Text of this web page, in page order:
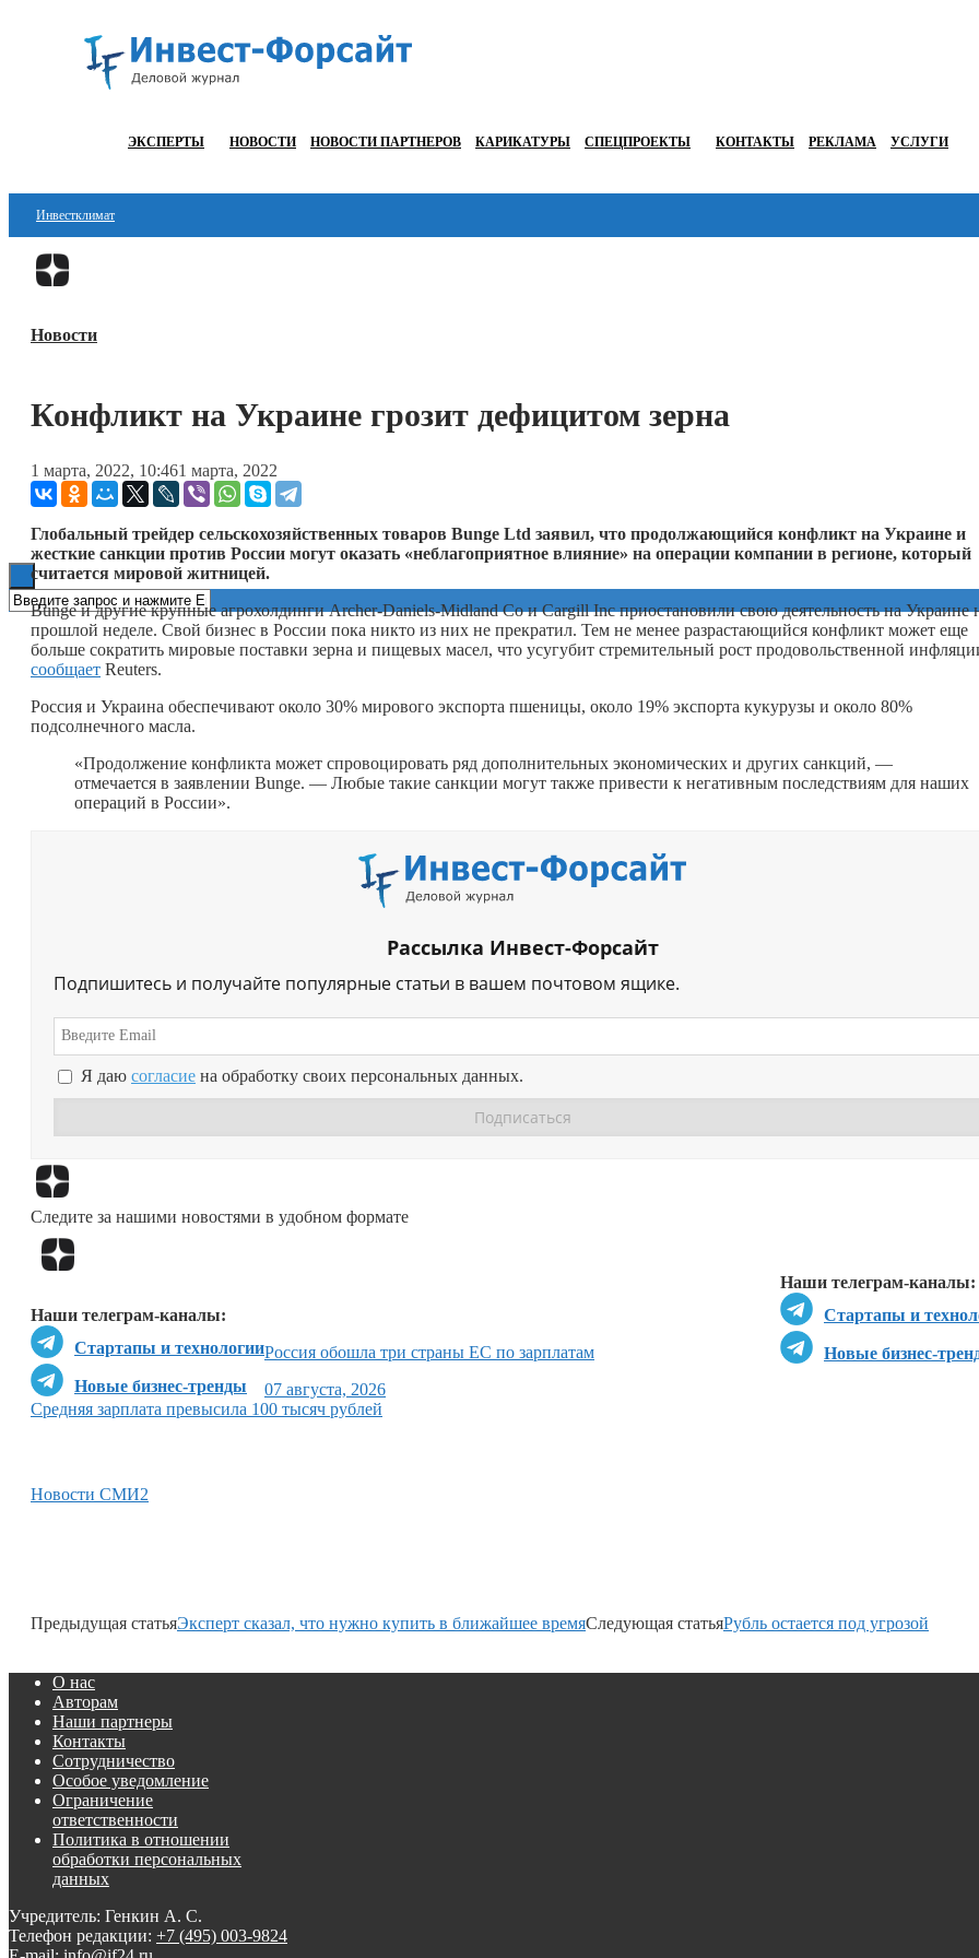
ЭКСПЕРТЫ НОВОСТИ НОВОСТИ ПАРТНЕРОВ КАРИКАТУРЫ СПЕЦПРОЕКТЫ КОНТАКТЫ РЕКЛАМА УСЛУГИ
Инвестклимат
Финансы
Блокчейн
Технологии
ESG
Новости
Конфликт на Украине грозит дефицитом зерна
1 марта, 2022, 10:461 марта, 2022
Глобальный трейдер сельскохозяйственных товаров Bunge Ltd заявил, что продолжающийся конфликт на Украине и
жесткие санкции против России могут оказать «неблагоприятное влияние» на операции компании в регионе, который
считается мировой житницей.
Bunge и другие крупные агрохолдинги Archer-Daniels-Midland Co и Cargill Inc приостановили свою деятельность на Украине
прошлой неделе. Свой бизнес в России пока никто из них не прекратил. Тем не менее разрастающийся конфликт может еще
больше сократить мировые поставки зерна и пищевых масел, что усугубит стремительный рост продовольственной
сообщает Reuters.
Россия и Украина обеспечивают около 30% мирового экспорта пшеницы, около 19% экспорта кукурузы и около 80%
подсолнечного масла.
«Продолжение конфликта может спровоцировать ряд дополнительных экономических и других санкций, —
отмечается в заявлении Bunge. — Любые такие санкции могут также привести к негативным последствиям для наших
операций в России».
Рассылка Инвест-Форсайт
Подпишитесь и получайте популярные статьи в вашем почтовом ящике.
Я даю согласие на обработку своих персональных данных.
Следите за нашими новостями в удобном формате
Наши телеграм-каналы:
Стартапы и
Новые бизнес-
Наши телеграм-каналы:
Стартапы и технологии
Новые бизнес-тренды
Россия обошла три страны ЕС по зарплатам
07 августа, 2026
Средняя зарплата превысила 100 тысяч рублей
Новости СМИ2
Предыдущая статьяЭксперт сказал, что нужно купить в ближайшее времяСледующая статьяРубль остается под угрозой
О нас
Авторам
Наши партнеры
Контакты
Сотрудничество
Особое уведомление
Ограничение
ответственности
Политика в отношении
обработки персональных
данных
Учредитель: Генкин А. С.
Телефон редакции: +7 (495) 003-9824